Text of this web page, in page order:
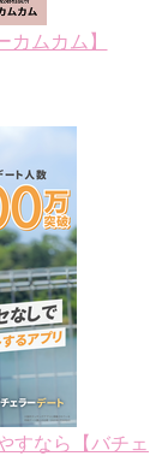
ムカム】
すなら【バチェ